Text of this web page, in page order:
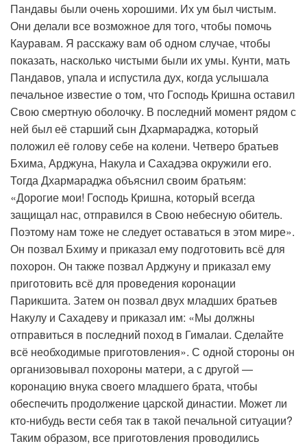
Пандавы были очень хорошими. Их ум был чистым.
Они делали все возможное для того, чтобы помочь
Кауравам. Я расскажу вам об одном случае, чтобы
показать, насколько чистыми были их умы. Кунти, мать
Пандавов, упала и испустила дух, когда услышала
печальное известие о том, что Господь Кришна оставил
Свою смертную оболочку. В последний момент рядом с
ней был её старший сын Дхармараджа, который
положил её голову себе на колени. Четверо братьев
Бхима, Арджуна, Накула и Сахадэва окружили его.
Тогда Дхармараджа объяснил своим братьям:
«Дорогие мои! Господь Кришна, который всегда
защищал нас, отправился в Свою небесную обитель.
Поэтому нам тоже не следует оставаться в этом мире».
Он позвал Бхиму и приказал ему подготовить всё для
похорон. Он также позвал Арджуну и приказал ему
приготовить всё для проведения коронации
Парикшита. Затем он позвал двух младших братьев
Накулу и Сахадеву и приказал им: «Мы должны
отправиться в последний поход в Гималаи. Сделайте
всё необходимые приготовления». С одной стороны он
организовывал похороны матери, а с другой —
коронацию внука своего младшего брата, чтобы
обеспечить продолжение царской династии. Может ли
кто-нибудь вести себя так в такой печальной ситуации?
Таким образом, все приготовления проводились